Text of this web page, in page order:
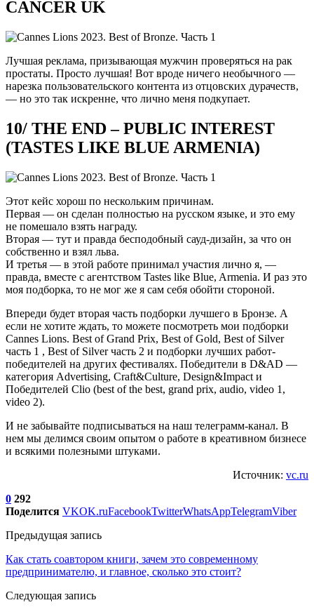
CANCER UK
Лучшая реклама, призывающая мужчин проверяться на рак
простаты. Просто лучшая! Вот вроде ничего необычного —
нарезка пользовательского контента из отцовских дурачеств,
— но это так искренне, что лично меня подкупает.
10/ THE END – PUBLIC INTEREST
(TASTES LIKE BLUE ARMENIA)
Этот кейс хорош по нескольким причинам.
Первая — он сделан полностью на русском языке, и это ему
не помешало взять награду.
Вторая — тут и правда бесподобный сауд-дизайн, за что он
собственно и взял льва.
И третья — в этой работе принимал участия лично я, —
правда, вместе с агентством Tastes like Blue, Armenia. И раз это
моя подборка, то не мог же я сам себя обойти стороной.
Впереди будет вторая часть подборки лучшего в Бронзе. А
если не хотите ждать, то можете посмотреть мои подборки
Cannes Lions. Best of Grand Prix, Best of Gold, Best of Silver
часть 1 , Best of Silver часть 2 и подборки лучших работ-
победителей на других фестивалях. Победители в D&AD —
категория Advertising, Craft&Culture, Design&Impact и
Победителей Clio (best of the best, grand prix, audio, video 1,
video 2).
И не забывайте подписываться на наш телеграмм-канал. В
нем мы делимся своим опытом о работе в креативном бизнесе
и всякими полезными штуками.
Источник: vc.ru
0 292
Поделится VKOK.ruFacebookTwitterWhatsAppTelegramViber
Предыдущая запись
Как стать соавтором книги, зачем это современному
предпринимателю, и главное, сколько это стоит?
Следующая запись